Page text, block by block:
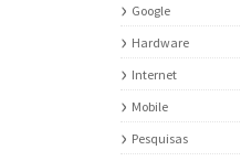
Google
Hardware
Internet
Mobile
Pesquisas